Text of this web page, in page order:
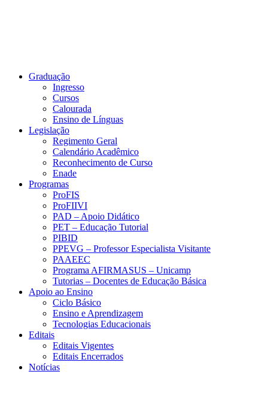
Graduação
Ingresso
Cursos
Calourada
Ensino de Línguas
Legislação
Regimento Geral
Calendário Acadêmico
Reconhecimento de Curso
Enade
Programas
ProFIS
ProFIIVI
PAD – Apoio Didático
PET – Educação Tutorial
PIBID
PPEVG – Professor Especialista Visitante
PAAEEC
Programa AFIRMASUS – Unicamp
Tutorias – Docentes de Educação Básica
Apoio ao Ensino
Ciclo Básico
Ensino e Aprendizagem
Tecnologias Educacionais
Editais
Editais Vigentes
Editais Encerrados
Notícias